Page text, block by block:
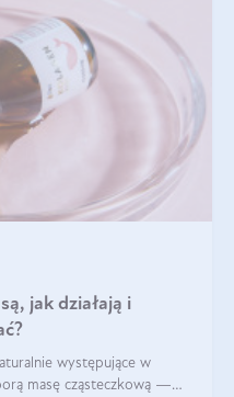
jak działają i
występujące w
masę cząsteczkową —